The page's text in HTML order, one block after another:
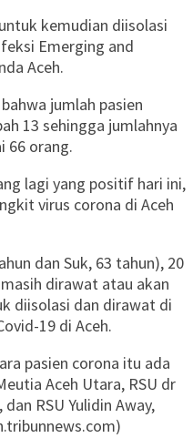
kemudian diisolasi
Emerging and
Aceh.
jumlah pasien
13 sehingga jumlahnya
66 orang.
lagi yang positif hari ini,
virus corona di Aceh
dan Suk, 63 tahun), 20
dirawat atau akan
diisolasi dan dirawat di
19 di Aceh.
pasien corona itu ada
Aceh Utara, RSU dr
RSU Yulidin Away,